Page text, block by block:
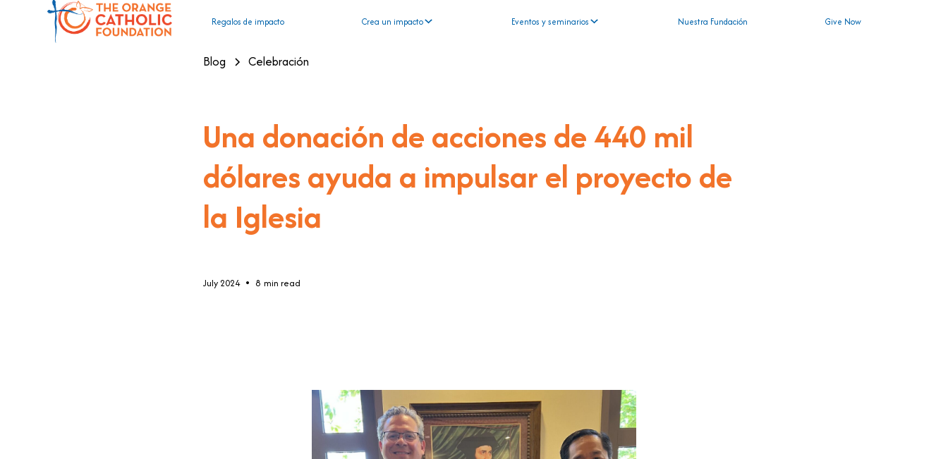
Regalos de impacto Crea un impacto Eventos y seminarios Nuestra Fundación Give Now
Blog Celebración
Una donación de acciones de 440 mil
dólares ayuda a impulsar el proyecto de
la Iglesia
July 2024 • 8 min read